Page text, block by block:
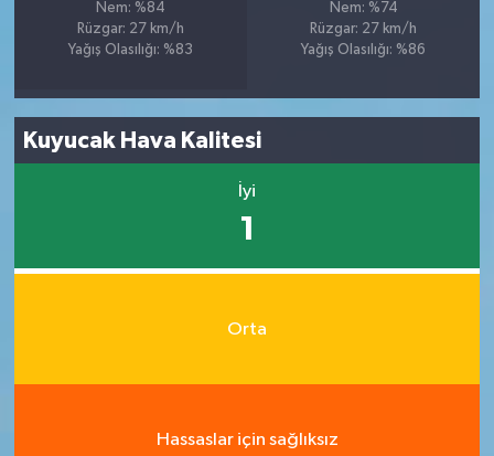
Nem: %84
Rüzgar: 27 km/h
Yağış Olasılığı: %83
Nem: %74
Rüzgar: 27 km/h
Yağış Olasılığı: %86
Kuyucak Hava Kalitesi
İyi
1
Orta
Hassaslar için sağlıksız